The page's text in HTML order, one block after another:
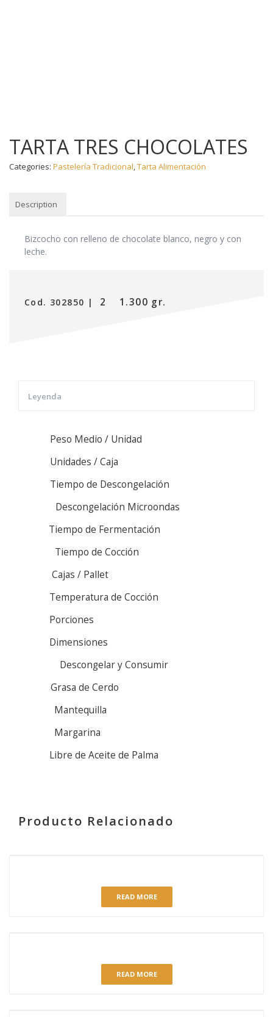
TARTA TRES CHOCOLATES
Categories: Pastelería Tradicional,Tarta Alimentación
Description
DESCRIPTION
Bizcocho con relleno de chocolate blanco, negro y con
leche.
Cod. 302850 | 2 1.300 gr.
Leyenda
Peso Medio / Unidad
Unidades / Caja
Tiempo de Descongelación
Descongelación Microondas
Tiempo de Fermentación
Tiempo de Cocción
Cajas / Pallet
Temperatura de Cocción
Porciones
Dimensiones
Descongelar y Consumir
Grasa de Cerdo
Mantequilla
Margarina
Libre de Aceite de Palma
Producto Relacionado
READ MORE
READ MORE